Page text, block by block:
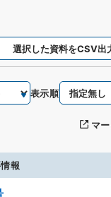
選択した資料をCSV出
表示順
マ
報